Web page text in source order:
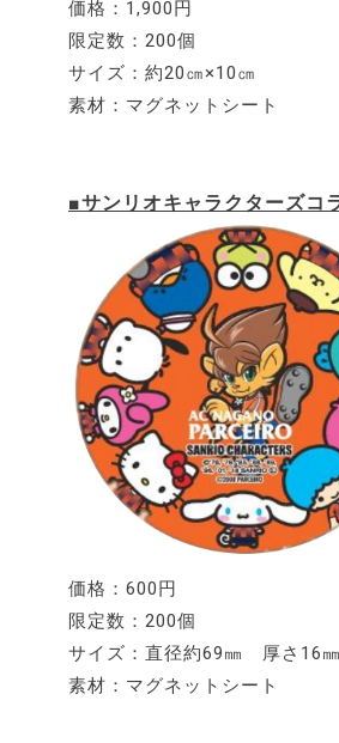
価格：1,900円
限定数：200個
サイズ：約20㎝×10㎝
素材：マグネットシート
■サンリオキャラクターズコ
価格：600円
限定数：200個
サイズ：直径約69㎜ 厚さ16㎜
素材：マグネットシート